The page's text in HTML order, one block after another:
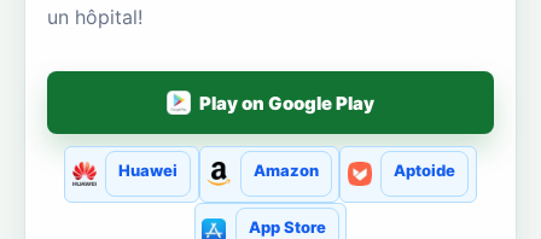
un hôpital!
Play on Google Play
Huawei Amazon Aptoide
App Store